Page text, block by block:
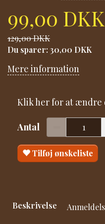
99,00 DKK
129,00 DKK
Du sparer: 30,00 DKK
Mere information
Klik her for at ændre
Antal
Tilføj ønskeliste
Beskrivelse